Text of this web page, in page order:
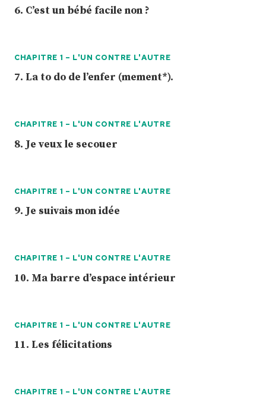
6. C’est un bébé facile non ?
CHAPITRE 1 – L'UN CONTRE L'AUTRE
7. La to do de l’enfer (mement*).
CHAPITRE 1 – L'UN CONTRE L'AUTRE
8. Je veux le secouer
CHAPITRE 1 – L'UN CONTRE L'AUTRE
9. Je suivais mon idée
CHAPITRE 1 – L'UN CONTRE L'AUTRE
10. Ma barre d’espace intérieur
CHAPITRE 1 – L'UN CONTRE L'AUTRE
11. Les félicitations
CHAPITRE 1 – L'UN CONTRE L'AUTRE